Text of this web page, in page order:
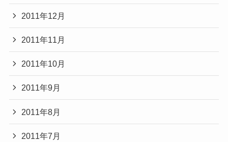
2011年12月
2011年11月
2011年10月
2011年9月
2011年8月
2011年7月